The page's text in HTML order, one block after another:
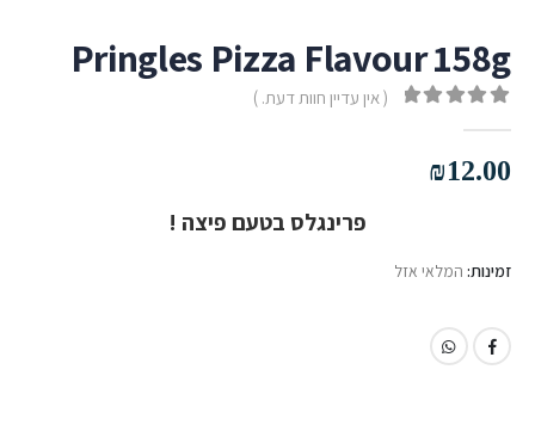
Pringles Pizza Flavour 158g
( אין עדיין חוות דעת. )
₪12.00
פרינגלס בטעם פיצה !
זמינות: המלאי אזל